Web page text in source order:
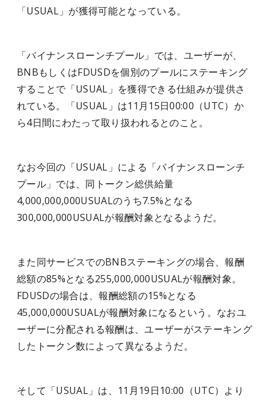
「USUAL」が獲得可能となっている。
「バイナンスローンチプール」では、ユーザーが、
BNBもしくはFDUSDを個別のプールにステーキング
することで「USUAL」を獲得できる仕組みが提供さ
れている。「USUAL」は11月15日00:00（UTC）か
ら4日間にわたって取り扱われるとのこと。
なお今回の「USUAL」による「バイナンスローンチ
プール」では、同トークン総供給量
4,000,000,000USUALのうち7.5%となる
300,000,000USUALが報酬対象となるようだ。
また同サービスでのBNBステーキングの場合、報酬
総額の85%となる255,000,000USUALが報酬対象。
FDUSDの場合は、報酬総額の15%となる
45,000,000USUALが報酬対象になるという。なおユ
ーザーに分配される報酬は、ユーザーがステーキング
したトークン数によって異なるようだ。
そして「USUAL」は、11月19日10:00（UTC）より